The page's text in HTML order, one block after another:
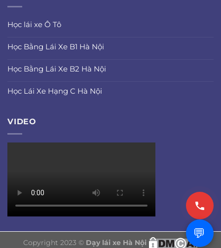
Học lái xe Ô Tô
Học Bằng Lái Xe B1 Hà Nội
Học Bằng Lái Xe B2 Hà Nội
Học Lái Xe Hạng C Hà Nội
VIDEO
Copyright 2023 © Dạy lái xe Hà Nội
💬